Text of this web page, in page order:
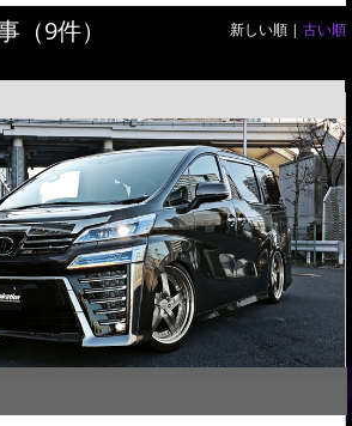
（9件） 新しい順 | 古い順